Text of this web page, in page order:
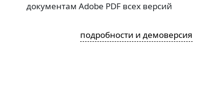
документам Adobe PDF всех версий
подробности и демоверсия